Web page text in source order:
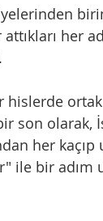
her
hislerde
son olarak,
her kaçıp
bir adım